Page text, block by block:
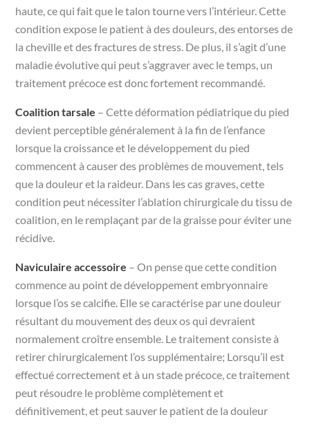
haute, ce qui fait que le talon tourne vers l’intérieur. Cette
condition expose le patient à des douleurs, des entorses de
la cheville et des fractures de stress. De plus, il s’agit d’une
maladie évolutive qui peut s’aggraver avec le temps, un
traitement précoce est donc fortement recommandé.
Coalition tarsale – Cette déformation pédiatrique du pied
devient perceptible généralement à la fin de l’enfance
lorsque la croissance et le développement du pied
commencent à causer des problèmes de mouvement, tels
que la douleur et la raideur. Dans les cas graves, cette
condition peut nécessiter l’ablation chirurgicale du tissu de
coalition, en le remplaçant par de la graisse pour éviter une
récidive.
Naviculaire accessoire – On pense que cette condition
commence au point de développement embryonnaire
lorsque l’os se calcifie. Elle se caractérise par une douleur
résultant du mouvement des deux os qui devraient
normalement croître ensemble. Le traitement consiste à
retirer chirurgicalement l’os supplémentaire; Lorsqu’il est
effectué correctement et à un stade précoce, ce traitement
peut résoudre le problème complètement et
définitivement, et peut sauver le patient de la douleur